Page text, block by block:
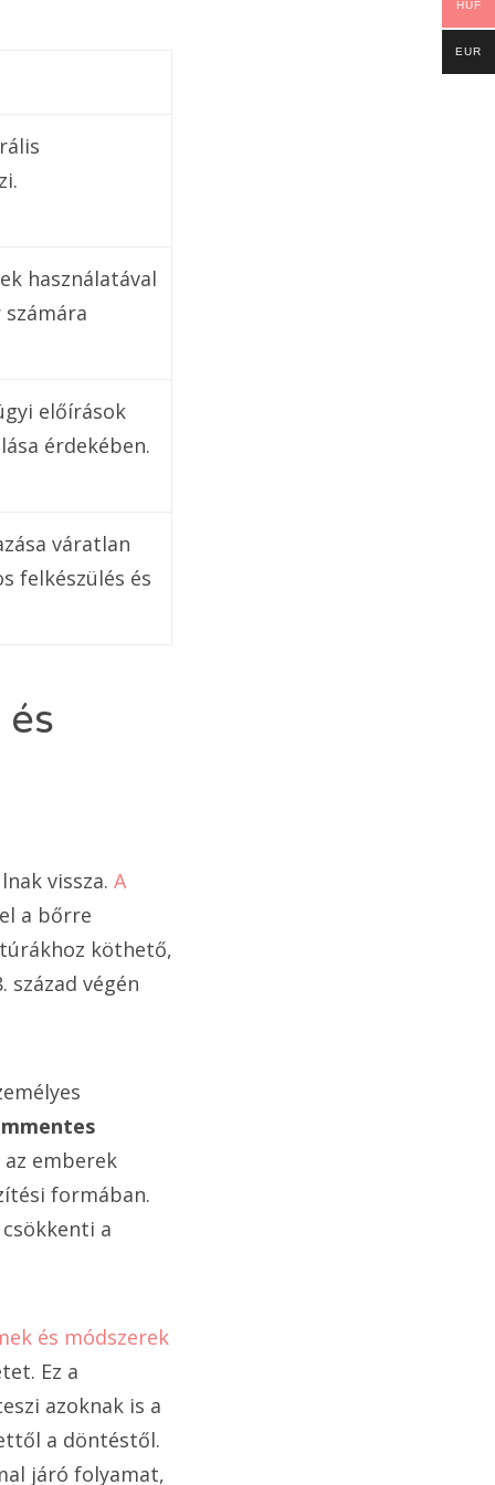
használatával
előírások
érdekében.
váratlan
felkészülés és
vissza. A
a bőrre
köthető,
század végén
emberek
formában.
a
és módszerek
Ez a
azoknak is a
a döntéstől.
járó folyamat,
HUF
EUR